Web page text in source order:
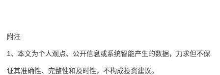
附注
1、本文为个人观点、公开信息或系统智能产生的数据，力求但不保
证其准确性、完整性和及时性，不构成投资建议。